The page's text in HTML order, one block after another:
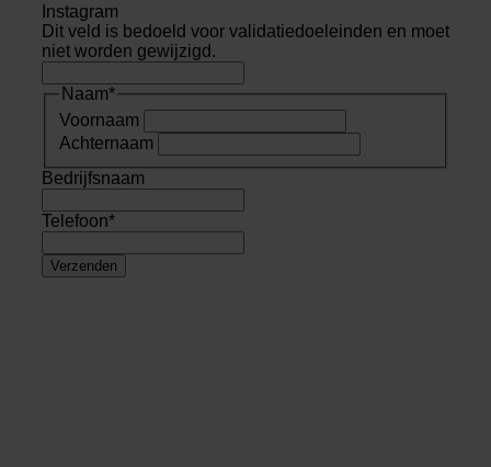
Instagram
Dit veld is bedoeld voor validatiedoeleinden en moet
niet worden gewijzigd.
Naam*
Voornaam
Achternaam
Bedrijfsnaam
Telefoon*